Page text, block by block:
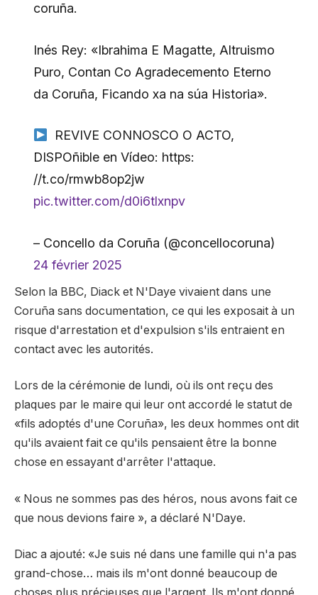
coruña.
Inés Rey: «Ibrahima E Magatte, Altruismo
Puro, Contan Co Agradecemento Eterno
da Coruña, Ficando xa na súa Historia».
REVIVE CONNOSCO O ACTO,
DISPOñible en Vídeo: https:
//t.co/rmwb8op2jw
pic.twitter.com/d0i6tlxnpv
– Concello da Coruña (@concellocoruna)
24 février 2025
Selon la BBC, Diack et N'Daye vivaient dans une
Coruña sans documentation, ce qui les exposait à un
risque d'arrestation et d'expulsion s'ils entraient en
contact avec les autorités.
Lors de la cérémonie de lundi, où ils ont reçu des
plaques par le maire qui leur ont accordé le statut de
«fils adoptés d'une Coruña», les deux hommes ont dit
qu'ils avaient fait ce qu'ils pensaient être la bonne
chose en essayant d'arrêter l'attaque.
« Nous ne sommes pas des héros, nous avons fait ce
que nous devions faire », a déclaré N'Daye.
Diac a ajouté: «Je suis né dans une famille qui n'a pas
grand-chose… mais ils m'ont donné beaucoup de